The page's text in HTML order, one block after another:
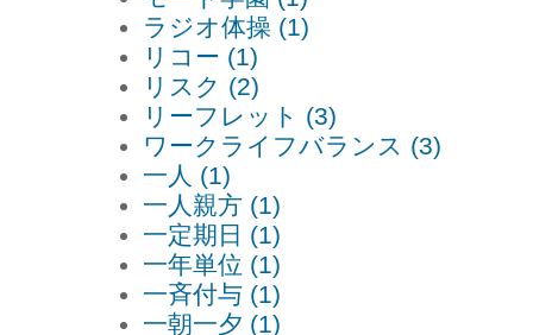
ラジオ体操 (1)
リコー (1)
リスク (2)
リーフレット (3)
ワークライフバランス (3)
一人 (1)
一人親方 (1)
一定期日 (1)
一年単位 (1)
一斉付与 (1)
一朝一夕 (1)